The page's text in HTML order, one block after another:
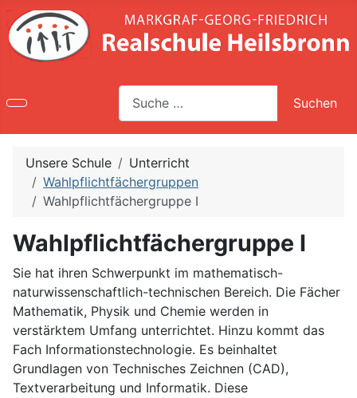
Suche
Type 2 or more characters for results.
Suchen
Unsere Schule
Unterricht
Wahlpflichtfächergruppen
Wahlpflichtfächergruppe I
Wahlpflichtfächergruppe I
Sie hat ihren Schwerpunkt im mathematisch-
naturwissenschaftlich-technischen Bereich. Die Fächer
Mathematik, Physik und Chemie werden in
verstärktem Umfang unterrichtet. Hinzu kommt das
Fach Informationstechnologie. Es beinhaltet
Grundlagen von Technisches Zeichnen (CAD),
Textverarbeitung und Informatik. Diese